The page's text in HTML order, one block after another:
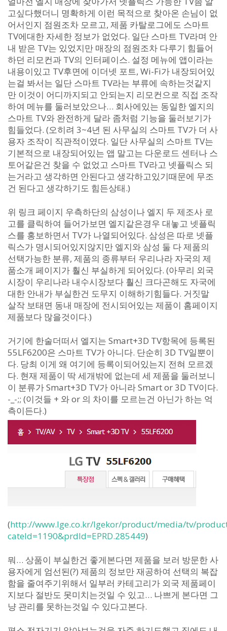
고싶다했더니 명확하게 이런 목적으로 찾아온 손님이 없
어서인지 점원조차 모르고, 제품 카탈로그에도 스마트
TV에대한 자세한 정보가 없었다. 일단 스마트 TV라며 안
내 받은 TV는 있었지만 매장의 점원조차 다루기 힘들어
하던 리모컨과 TV의 인터페이스. 설정 메뉴에 앱이라는
내용이있고 TV후면에 이더넷 포트, Wi-Fi가 내장되어있
는걸 봐서는 일단 스마트 TV라는 부류에 속하는것같지
만 이것이 어디까지되고 안되는지 리모컨으로 직접 조작
하여 메뉴를 둘러보았으나… 회사에있는 동일한 엘지의
스마트 TV와 완전하게 달라 좀처럼 기능을 둘러보기가
힘들었다. (오히려 3~4년 된 사무실의 스마트 TV가 더 사
용자 조작이 직관적이였다. 일단 사무실의 스마트 TV는
기본적으로 내장되어있는 앱 말고는 다운로드 센터나 스
토어같은건 찾을 수 없었고 스마트 TV라고 넷플릭스 되
는거라고 생각하면 안된다고 생각하고있기때문에 무조
건 된다고 생각하기도 힘든상태.)
위 링크 페이지 우측하단의 삼성이나 엘지 두 제조사 로
고를 클릭하여 들어가보면 엘지같은경우 대놓고 넷플릭
스를 홍보하면서 TV가 나열되어있다. 삼성은 따로 넷플
릭스가 명시되어있지않지만 엘지와 삼성 둘 다 제품의
선택가능한 분류, 제품의 종류부터 우리나라 자국의 제
품소개 페이지가 훨신 부실하게 되어있다. (아무리 외국
시장이 우리나라 내수시장보다 훨신 크다곤해도 자국에
대한 안내가 부실한건 도무지 이해하기힘들다. 거짓말
살작 보태면 동내 매장에 전시되어있는 제품이 홈페이지
제품보다 많을것이다.)
거기에 한술더떠서 엘지는 Smart+3D TV항목에 등록된
55LF6200은 스마트 TV가 아니다. 단순히 3D TV일뿐이
다. 당최 이게 왜 여기에 등록이되어있는지 전혀 모르겠
다. 현재 제품이 딱 세개밖에 없는데 세 제품을 둘러보니
이 분류가 Smart+3D TV가 아니라 Smart or 3D TV이다.
-_-;; (이것들 + 와 or 의 차이를 모르는건 아닌가 하는 억
측이든다.)
(http://www.lge.co.kr/lgekor/product/media/tv/
cateId=1190&prdId=EPRD.285449)
뭐… 상품이 부실한건 좋게본다면 제품을 보러 방문한 사
용자에게 엄선된(?) 제품의 정보만 재공하여 선택의 복잡
함을 줄여주기위해서 일부러 카테고리가 외국 제품페이
지보다 절반도 못미치는것일 수 있고… 나쁘게 본다면 그
냥 관리를 못하는것일 수 있다고본다.